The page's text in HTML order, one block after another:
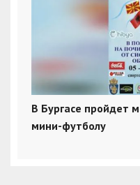
В Бургасе пройдет
мини-футболу